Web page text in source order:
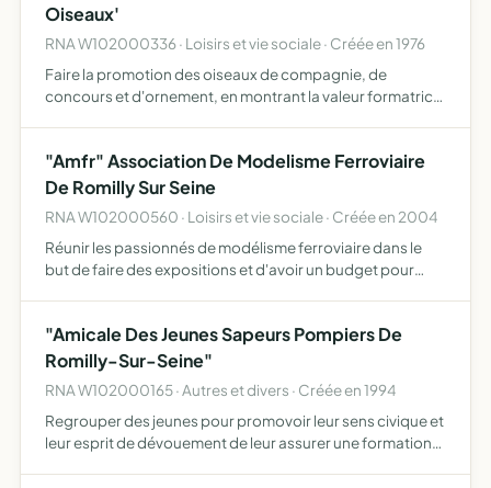
Oiseaux'
RNA W102000336 · Loisirs et vie sociale · Créée en 1976
Faire la promotion des oiseaux de compagnie, de
concours et d'ornement, en montrant la valeur formatrice,
"Amfr" Association De Modelisme Ferroviaire
De Romilly Sur Seine
RNA W102000560 · Loisirs et vie sociale · Créée en 2004
Réunir les passionnés de modélisme ferroviaire dans le
but de faire des expositions et d'avoir un budget pour
"Amicale Des Jeunes Sapeurs Pompiers De
Romilly-Sur-Seine"
RNA W102000165 · Autres et divers · Créée en 1994
Regrouper des jeunes pour promovoir leur sens civique et
leur esprit de dévouement de leur assurer une formation